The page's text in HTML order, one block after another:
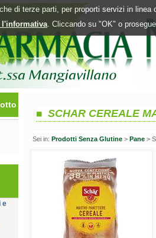
di terze parti, per proporti servizi in
l'informativa. Cliccando su "OK" o
e
SCHAR CEREALE
Sei in: Prodotti Senza Glutine > Pane >